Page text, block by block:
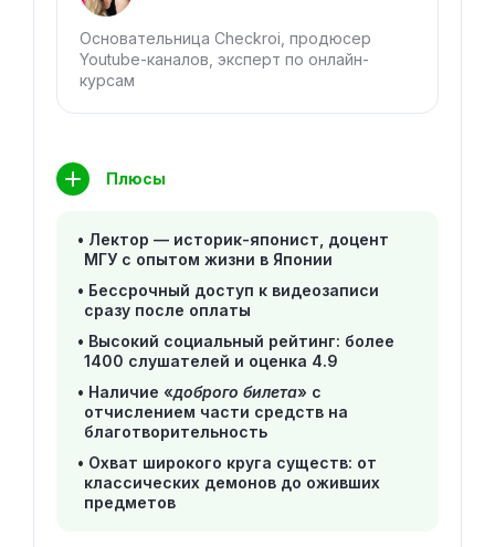
Основательница Checkroi, продюсер
Youtube-каналов, эксперт по онлайн-
курсам
Плюсы
Лектор — историк-японист, доцент
МГУ с опытом жизни в Японии
Бессрочный доступ к видеозаписи
сразу после оплаты
Высокий социальный рейтинг: более
1400 слушателей и оценка 4.9
Наличие «доброго билета» с
отчислением части средств на
благотворительность
Охват широкого круга существ: от
классических демонов до оживших
предметов